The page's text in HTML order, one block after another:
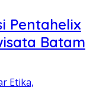
Pentahelix
Batam